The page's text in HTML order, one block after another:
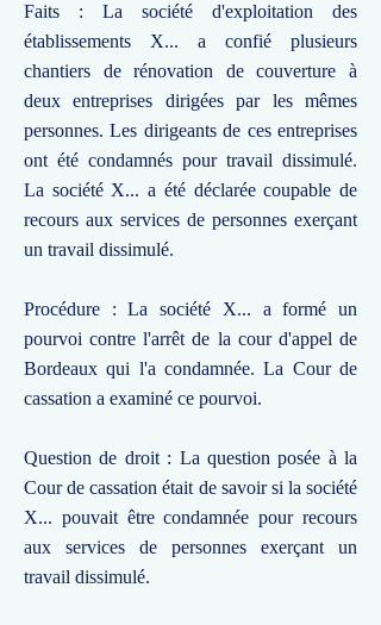
Faits : La société d'exploitation des
établissements X... a confié plusieurs
chantiers de rénovation de couverture à
deux entreprises dirigées par les mêmes
personnes. Les dirigeants de ces entreprises
ont été condamnés pour travail dissimulé.
La société X... a été déclarée coupable de
recours aux services de personnes exerçant
un travail dissimulé.
Procédure : La société X... a formé un
pourvoi contre l'arrêt de la cour d'appel de
Bordeaux qui l'a condamnée. La Cour de
cassation a examiné ce pourvoi.
Question de droit : La question posée à la
Cour de cassation était de savoir si la société
X... pouvait être condamnée pour recours
aux services de personnes exerçant un
travail dissimulé.